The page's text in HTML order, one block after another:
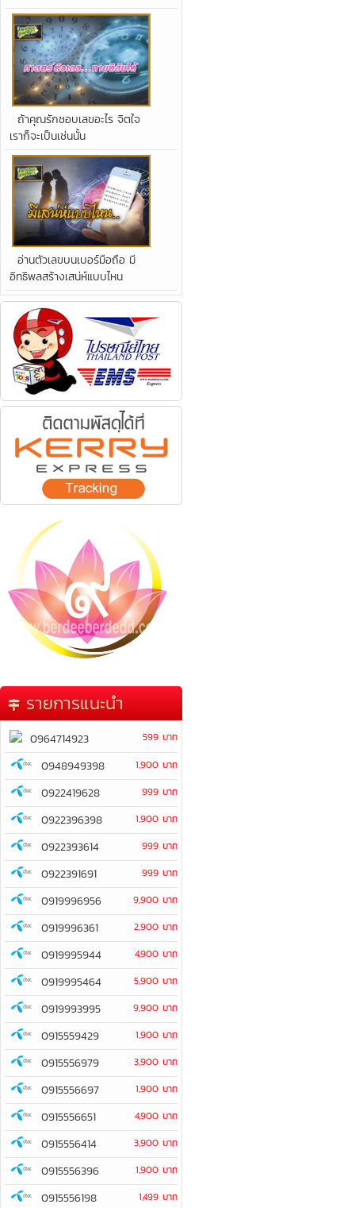
ถ้าคุณรักชอบเลขอะไร จิตใจ
เราก็จะเป็นเช่นนั้น
อ่านตัวเลขบนเบอร์มือถือ มี
อิทธิพลสร้างเสน่ห์แบบไหน
รายการแนะนำ
0964714923 599 บาท
0948949398 1,900 บาท
0922419628 999 บาท
0922396398 1,900 บาท
0922393614 999 บาท
0922391691 999 บาท
0919996956 9,900 บาท
0919996361 2,900 บาท
0919995944 4,900 บาท
0919995464 5,900 บาท
0919993995 9,900 บาท
0915559429 1,900 บาท
0915556979 3,900 บาท
0915556697 1,900 บาท
0915556651 4,900 บาท
0915556414 3,900 บาท
0915556396 1,900 บาท
0915556198 1,499 บาท